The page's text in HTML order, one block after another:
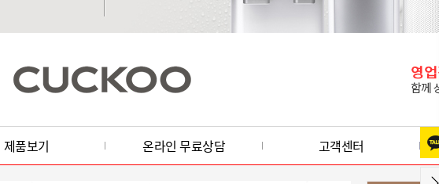
제품보기 온라인 무료상담 고객센터